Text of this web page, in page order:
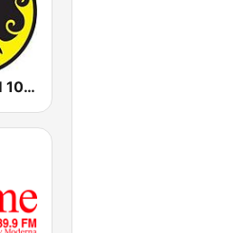
Prambors FM 102.2 Jakarta